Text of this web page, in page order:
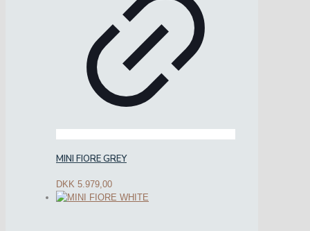
MINI FIORE GREY
DKK 5.979,00